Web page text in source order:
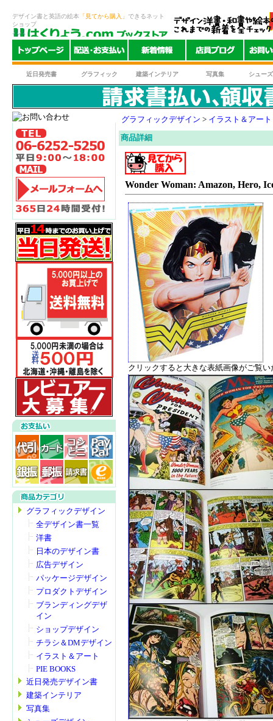
デザイン書と英語の絵本 「見てから購入」 できるネット
ショップ
近日発売書 グラフィック 建築インテリア 写真集 シュー
グラフィックデザイン
全デザイン書一覧
洋書
日本のデザイン書
広告デザイン
パッケージデザイン
プロダクトデザイン
ブランディングデザ
イン
ショップデザイン
チラシ＆DMデザイン
イラスト＆アート
PIE BOOKS
近日発売デザイン書
建築インテリア
写真集
グラフィックデザイン > イラスト＆アート
商品詳細
Wonder Woman: Amazon, Hero,
クリックすると大きな表紙画像がご覧